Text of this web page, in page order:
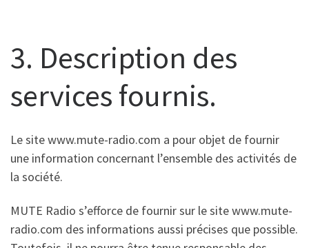
3. Description des
services fournis.
Le site www.mute-radio.com a pour objet de fournir
une information concernant l’ensemble des activités de
la société.
MUTE Radio s’efforce de fournir sur le site www.mute-
radio.com des informations aussi précises que possible.